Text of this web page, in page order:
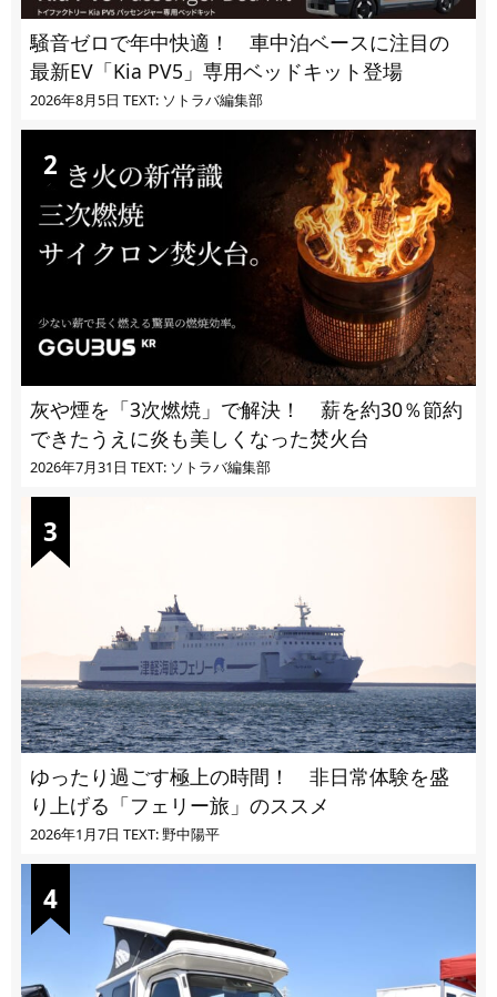
騒音ゼロで年中快適！ 車中泊ベースに注目の
最新EV「Kia PV5」専用ベッドキット登場
2026年8月5日 TEXT: ソトラバ編集部
灰や煙を「3次燃焼」で解決！ 薪を約30％節約
できたうえに炎も美しくなった焚火台
2026年7月31日 TEXT: ソトラバ編集部
ゆったり過ごす極上の時間！ 非日常体験を盛
り上げる「フェリー旅」のススメ
2026年1月7日 TEXT: 野中陽平